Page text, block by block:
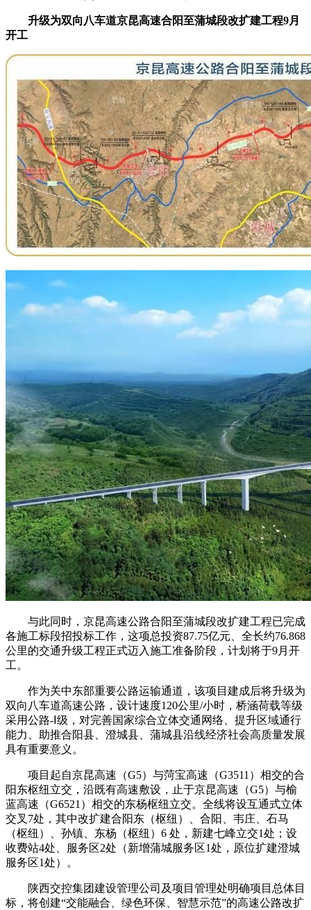
升级为双向八车道京昆高速合阳至蒲城段改扩建工程9月
开工
与此同时，京昆高速公路合阳至蒲城段改扩建工程已完成
各施工标段招投标工作，这项总投资87.75亿元、全长约76.868
公里的交通升级工程正式迈入施工准备阶段，计划将于9月开
工。
作为关中东部重要公路运输通道，该项目建成后将升级为
双向八车道高速公路，设计速度120公里/小时，桥涵荷载等级
采用公路-Ⅰ级，对完善国家综合立体交通网络、提升区域通行
能力、助推合阳县、澄城县、蒲城县沿线经济社会高质量发展
具有重要意义。
项目起自京昆高速（G5）与菏宝高速（G3511）相交的合
阳东枢纽立交，沿既有高速敷设，止于京昆高速（G5）与榆
蓝高速（G6521）相交的东杨枢纽立交。全线将设互通式立体
交叉7处，其中改扩建合阳东（枢纽）、合阳、韦庄、石马
（枢纽）、孙镇、东杨（枢纽）6 处，新建七峰立交1处；设
收费站4处、服务区2处（新增蒲城服务区1处，原位扩建澄城
服务区1处）。
陕西交控集团建设管理公司及项目管理处明确项目总体目
标，将创建“交能融合、绿色环保、智慧示范”的高速公路改扩